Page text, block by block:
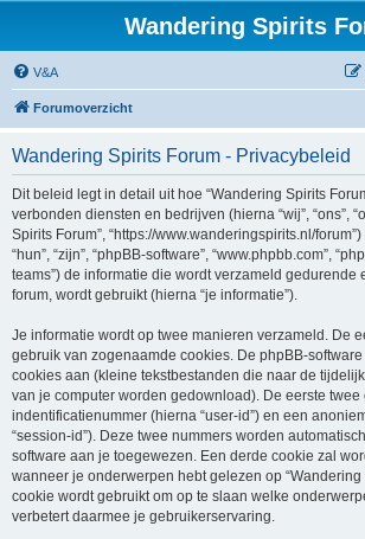
Wandering Spirits
V&A
Forumoverzicht
Wandering Spirits Forum - Privacybeleid
Dit beleid legt in detail uit hoe “Wandering Spirits
verbonden diensten en bedrijven (hierna “wij”, “ons”,
Spirits Forum”, “https://www.wanderingspirits.nl/
“hun”, “zijn”, “phpBB-software”, “www.phpbb.com”,
teams”) de informatie die wordt verzameld gedurende
forum, wordt gebruikt (hierna “je informatie”).
Je informatie wordt op twee manieren verzameld. De
gebruik van zogenaamde cookies. De phpBB-
cookies aan (kleine tekstbestanden die naar de
van je computer worden gedownload). De eerste twee
indentificatienummer (hierna “user-id”) en een
“session-id”). Deze twee nummers worden
software aan je toegewezen. Een derde cookie zal
wanneer je onderwerpen hebt gelezen op “Wandering
cookie wordt gebruikt om op te slaan welke
verbetert daarmee je gebruikerservaring.